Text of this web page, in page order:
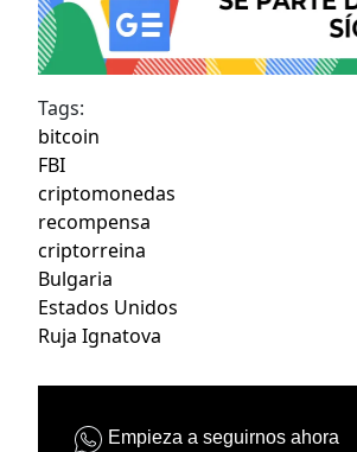
Tags:
bitcoin
FBI
criptomonedas
recompensa
criptorreina
Bulgaria
Estados Unidos
Ruja Ignatova
Empieza a seguirnos ahora